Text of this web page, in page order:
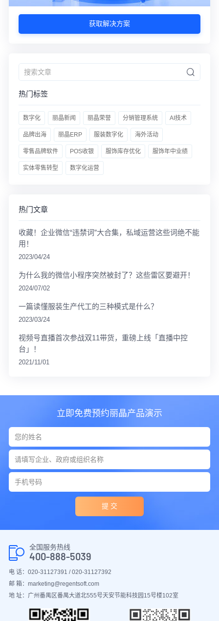
获取解决方案
热门标签
数字化 丽晶新闻 丽晶荣誉 分销管理系统 AI技术
品牌出海 丽晶ERP 服装数字化 海外活动
零售品牌软件 POS收银 服饰库存优化 服饰年中业绩
实体零售转型 数字化运营
热门文章
收藏！企业微信“违禁词”大合集，私域运营这些词绝不能
用！
2023/04/24
为什么我的微信小程序突然被封了？这些雷区要避开！
2024/07/02
一篇读懂服装生产代工的三种模式是什么？
2023/03/24
视频号直播首次参战双11带货，重磅上线「直播中控
台」！
2021/11/01
立即免费预约丽晶产品演示
提 交
全国服务热线
400-888-5039
电 话：020-31127391 / 020-31127392
邮 箱：marketing@regentsoft.com
地 址：广州番禺区番禺大道北555号天安节能科技园15号楼102室